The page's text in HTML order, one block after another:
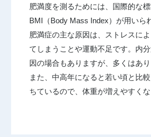
クリニック案内
クリニックについて（大阪）
東京（総合サイト）
名古屋
症例写真
肥満度を測るためには、国際的な
BMI（Body Mass Index）が用いら
肥満症の主な原因は、ストレスに
てしまうことや運動不足です。内
因の場合もありますが、多くはあり
また、中高年になると若い頃と比
ちているので、体重が増えやすくな